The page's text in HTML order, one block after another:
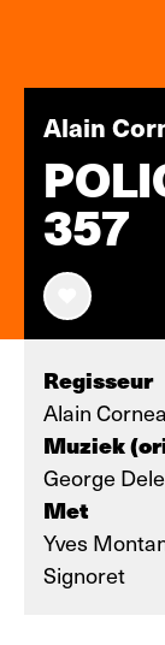
Alain
357
Regisseur
Alain
Muziek
George
Met
Yves
Signoret